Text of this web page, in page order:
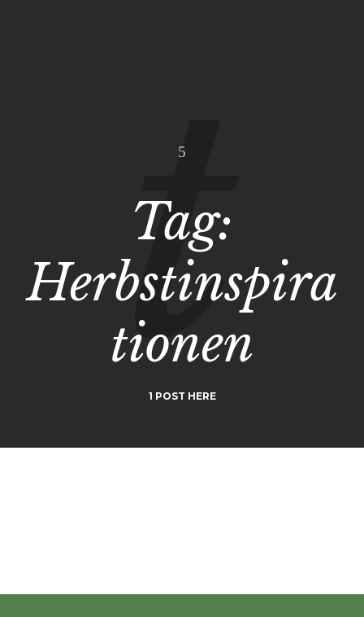
Tag:
Herbstinspira
tionen
1 POST HERE